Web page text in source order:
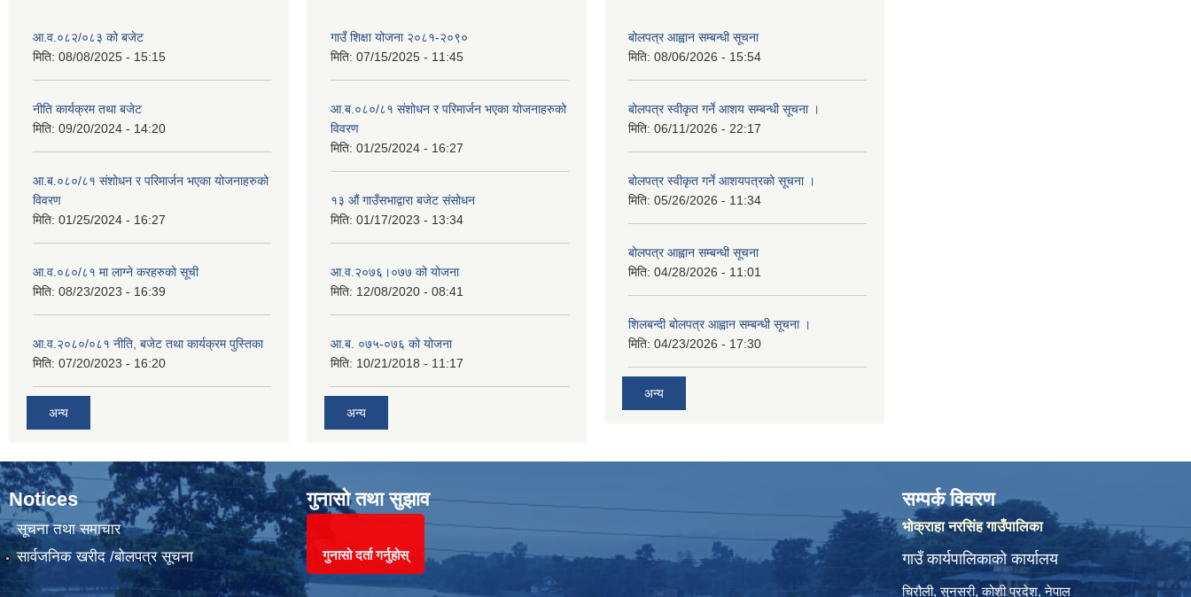
आ.व.०८२/०८३ को बजेट
मिति: 08/08/2025 - 15:15
नीति कार्यक्रम तथा बजेट
मिति: 09/20/2024 - 14:20
आ.ब.०८०/८१ संशोधन र परिमार्जन भएका योजनाहरुको
विवरण
मिति: 01/25/2024 - 16:27
आ.व.०८०/८१ मा लाग्ने करहरुको सूची
मिति: 08/23/2023 - 16:39
आ.व.२०८०/०८१ नीति, बजेट तथा कार्यक्रम पुस्तिका
मिति: 07/20/2023 - 16:20
अन्य
गाउँ शिक्षा योजना २०८१-२०९०
मिति: 07/15/2025 - 11:45
आ.ब.०८०/८१ संशोधन र परिमार्जन भएका योजनाहरुको
विवरण
मिति: 01/25/2024 - 16:27
१३ औं गाउँसभाद्वारा बजेट संसोधन
मिति: 01/17/2023 - 13:34
आ‍.व.२०७६।०७७ को योजना
मिति: 12/08/2020 - 08:41
आ.ब. ०७५-०७६ को योजना
मिति: 10/21/2018 - 11:17
अन्य
बोलपत्र आह्वान सम्बन्धी सूचना
मिति: 08/06/2026 - 15:54
बोलपत्र स्वीकृत गर्ने आशय सम्बन्धी सूचना ।
मिति: 06/11/2026 - 22:17
बोलपत्र स्वीकृत गर्ने आशयपत्रको सूचना ।
मिति: 05/26/2026 - 11:34
बोलपत्र आह्वान सम्बन्धी सूचना
मिति: 04/28/2026 - 11:01
शिलबन्दी बोलपत्र आह्वान सम्बन्धी सूचना ।
मिति: 04/23/2026 - 17:30
अन्य
Notices
सूचना तथा समाचार
सार्वजनिक खरीद /बोलपत्र सूचना
गुनासो तथा सुझाव
गुनासो दर्ता गर्नुहोस्
सम्पर्क विवरण
भोक्राहा नरसिंह गाउँपालिका
गाउँ कार्यपालिकाको कार्यालय
चिरौली, सुनसरी, कोशी प्रदेश, नेपाल